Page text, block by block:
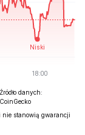
Źródło danych:
CoinGecko
nie stanowią gwarancji